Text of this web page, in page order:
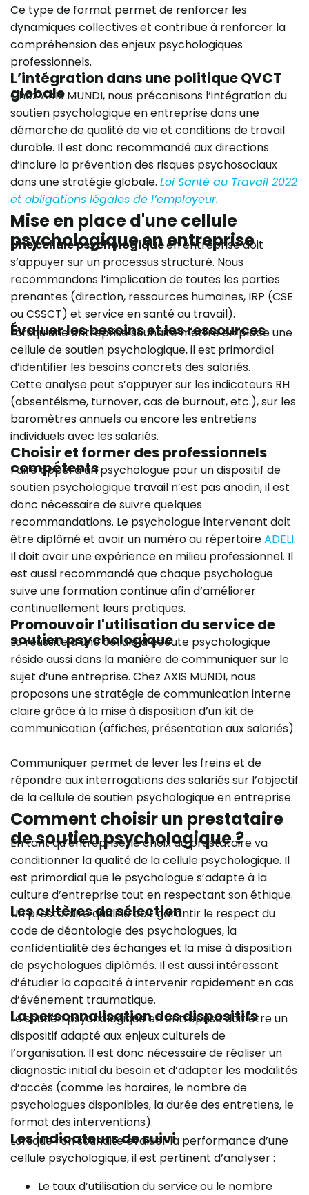
Ce type de format permet de renforcer les
dynamiques collectives et contribue à renforcer la
compréhension des enjeux psychologiques
professionnels.
L’intégration dans une politique QVCT
globale
Chez AXIS MUNDI, nous préconisons l’intégration du
soutien psychologique en entreprise dans une
démarche de qualité de vie et conditions de travail
durable. Il est donc recommandé aux directions
d’inclure la prévention des risques psychosociaux
dans une stratégie globale. Loi Santé au Travail 2022
et obligations légales de l’employeur.
Mise en place d'une cellule
psychologique en entreprise
Une cellule psychologiqueen entreprise doit
s’appuyer sur un processus structuré. Nous
recommandons l’implication de toutes les parties
prenantes (direction, ressources humaines, IRP (CSE
ou CSSCT) et service en santé au travail).
Évaluer les besoins et les ressources
Lorsqu’une entreprise souhaite mettre en place une
cellule de soutien psychologique, il est primordial
d’identifier les besoins concrets des salariés.
Cette analyse peut s’appuyer sur les indicateurs RH
(absentéisme, turnover, cas de burnout, etc.), sur les
baromètres annuels ou encore les entretiens
individuels avec les salariés.
Choisir et former des professionnels
compétents
Faire appel à un psychologue pour un dispositif de
soutien psychologique travail n’est pas anodin, il est
donc nécessaire de suivre quelques
recommandations. Le psychologue intervenant doit
être diplômé et avoir un numéro au répertoireADELI.
Il doit avoir une expérience en milieu professionnel. Il
est aussi recommandé que chaque psychologue
suive une formation continue afin d’améliorer
continuellement leurs pratiques.
Promouvoir l'utilisation du service de
soutien psychologique
La réussite d’une cellule d’écoute psychologique
réside aussi dans la manière de communiquer sur le
sujet d’une entreprise. Chez AXIS MUNDI, nous
proposons une stratégie de communication interne
claire grâce à la mise à disposition d’un kit de
communication (affiches, présentation aux salariés).
Communiquer permet de lever les freins et de
répondre aux interrogations des salariés sur l’objectif
de la cellule de soutien psychologique en entreprise.
Comment choisir un prestataire
de soutien psychologique ?
En tant qu’entreprise, le choix du prestataire va
conditionner la qualité de la cellule psychologique. Il
est primordial que le psychologue s’adapte à la
culture d’entreprise tout en respectant son éthique.
Les critères de sélection
Un prestataire qualifié doit garantir le respect du
code de déontologie des psychologues, la
confidentialité des échanges et la mise à disposition
de psychologues diplômés. Il est aussi intéressant
d’étudier la capacité à intervenir rapidement en cas
d’événement traumatique.
La personnalisation des dispositifs
Le soutien psychologique en entreprise doit être un
dispositif adapté aux enjeux culturels de
l’organisation. Il est donc nécessaire de réaliser un
diagnostic initial du besoin et d’adapter les modalités
d’accès (comme les horaires, le nombre de
psychologues disponibles, la durée des entretiens, le
format des interventions).
Les indicateurs de suivi
Lorsque l’on souhaite évaluer la performance d’une
cellule psychologique, il est pertinent d’analyser :
Le taux d’utilisation du service ou le nombre